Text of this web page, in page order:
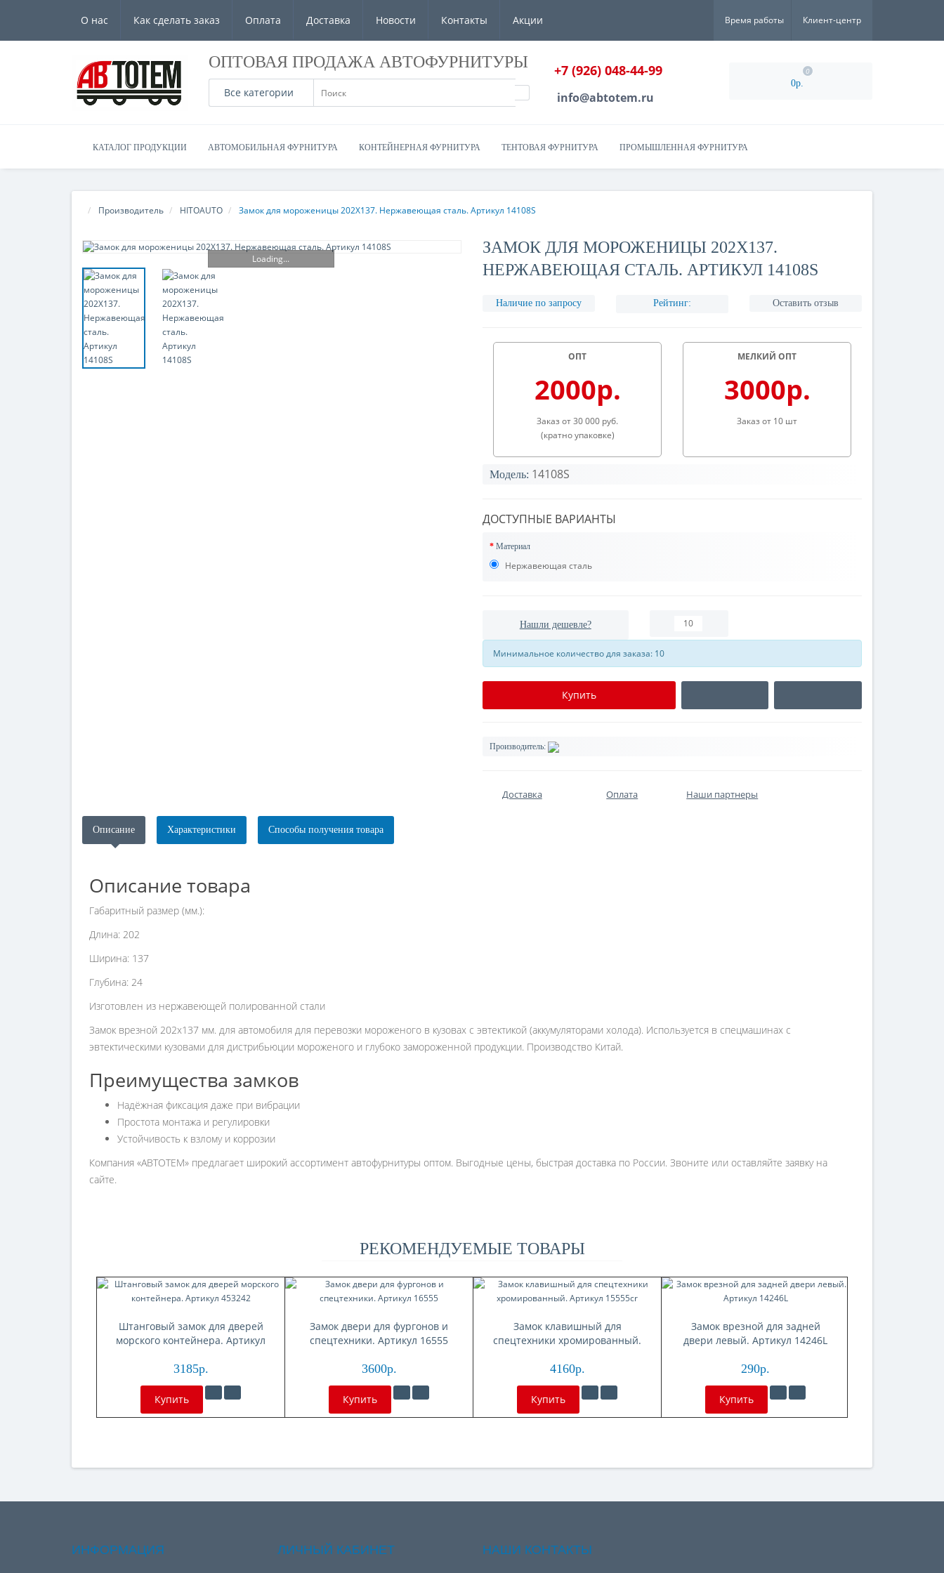
О нас Как сделать заказ Оплата Доставка Новости Контакты Акции Время работы Клиент-центр
ОПТОВАЯ ПРОДАЖА АВТОФУРНИТУРЫ
Все категории
+7 (926) 048-44-99
info@abtotem.ru
0р.
0
КАТАЛОГ ПРОДУКЦИИ АВТОМОБИЛЬНАЯ ФУРНИТУРА КОНТЕЙНЕРНАЯ ФУРНИТУРА ТЕНТОВАЯ ФУРНИТУРА ПРОМЫШЛЕННАЯ ФУРНИТУРА
Производитель HITOAUTO Замок для мороженицы 202X137. Нержавеющая сталь. Артикул 14108S
Loading...
ЗАМОК ДЛЯ МОРОЖЕНИЦЫ 202X137.
НЕРЖАВЕЮЩАЯ СТАЛЬ. АРТИКУЛ 14108S
Наличие по запросу Рейтинг: Оставить отзыв
ОПТ
2000р.
Заказ от 30 000 руб.
(кратно упаковке)
МЕЛКИЙ ОПТ
3000р.
Заказ от 10 шт
Модель: 14108S
ДОСТУПНЫЕ ВАРИАНТЫ
Материал
Нержавеющая сталь
Нашли дешевле?
Минимальное количество для заказа: 10
Купить
Производитель:
Доставка Оплата Наши партнеры
Описание Характеристики Способы получения товара
Описание товара
Габаритный размер (мм.):
Длина: 202
Ширина: 137
Глубина: 24
Изготовлен из нержавеющей полированной стали
Замок врезной 202х137 мм. для автомобиля для перевозки мороженого в кузовах с эвтектикой (аккумуляторами холода). Используется в спецмашинах с
эвтектическими кузовами для дистрибьюции мороженого и глубоко замороженной продукции. Производство Китай.
Преимущества замков
Надёжная фиксация даже при вибрации
Простота монтажа и регулировки
Устойчивость к взлому и коррозии
Компания «АВТОТЕМ» предлагает широкий ассортимент автофурнитуры оптом. Выгодные цены, быстрая доставка по России. Звоните или оставляйте заявку на
сайте.
РЕКОМЕНДУЕМЫЕ ТОВАРЫ
Штанговый замок для дверей
морского контейнера. Артикул
3185р.
Купить
Замок двери для фургонов и
спецтехники. Артикул 16555
3600р.
Купить
Замок клавишный для
спецтехники хромированный.
4160р.
Купить
Замок врезной для задней
двери левый. Артикул 14246L
290р.
Купить
ИНФОРМАЦИЯ ЛИЧНЫЙ КАБИНЕТ НАШИ КОНТАКТЫ